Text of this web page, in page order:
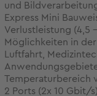
und
Express Mini
Verlustleistung (4,5
Möglichkeiten in
Luftfahrt,
Temperaturbereich
2 Ports (2x 10 Gbit/